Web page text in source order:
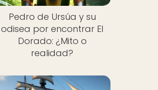
Pedro de Ursúa y su
odisea por encontrar El
Dorado: ¿Mito o
realidad?